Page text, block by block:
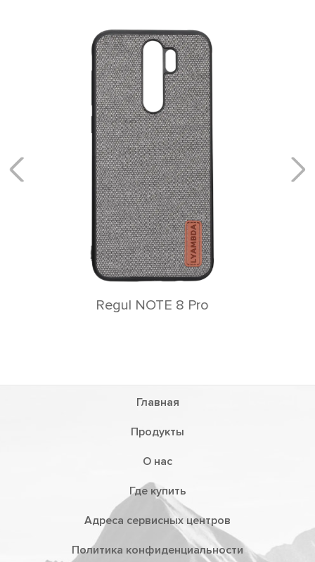
Reya NOTE 10 Lite
Главная
Продукты
О нас
Где купить
Адреса сервисных центров
Политика конфиденциальности